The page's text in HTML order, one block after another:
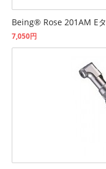
Being® Rose 201AM E
7,050円